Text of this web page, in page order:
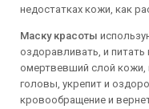
недостатках кожи, как
Маску красоты
оздоравливать, и
омертвевший слой кожи,
головы, укрепит и
кровообращение и